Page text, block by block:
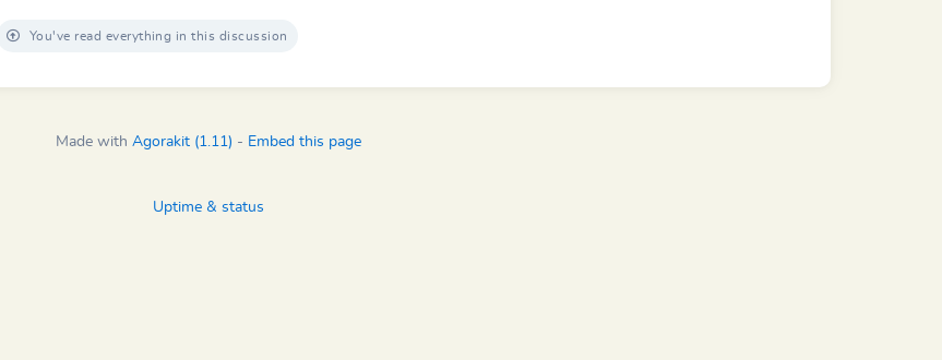
You've read everything in this discussion
Made with Agorakit (1.11) - Embed this page
Uptime & status